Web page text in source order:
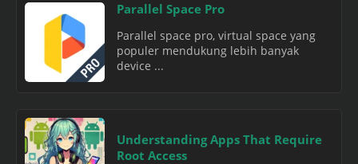
Parallel Space Pro
Parallel space pro, virtual space yang
populer mendukung lebih banyak
device ...
Understanding Apps That Require
Root Access